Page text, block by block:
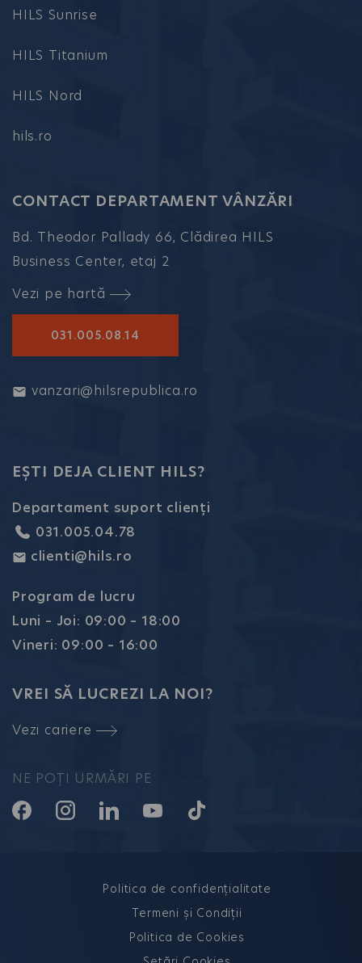
HILS Sunrise
HILS Titanium
HILS Nord
hils.ro
CONTACT DEPARTAMENT VÂNZĂRI
Bd. Theodor Pallady 66, Clădirea HILS
Business Center, etaj 2
Vezi pe hartă
031.005.08.14
vanzari@hilsrepublica.ro
EȘTI DEJA CLIENT HILS?
Departament suport clienți
031.005.04.78
clienti@hils.ro
Program de lucru
Luni – Joi: 09:00 – 18:00
Vineri: 09:00 – 16:00
VREI SĂ LUCREZI LA NOI?
Vezi cariere
NE POȚI URMĂRI PE
Politica de confidențialitate
Termeni și Condiții
Politica de Cookies